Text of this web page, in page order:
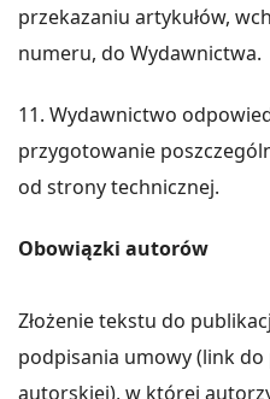
przekazaniu artykułów,
numeru, do Wydawnictwa.
11. Wydawnictwo
przygotowanie
od strony technicznej.
Obowiązki autorów
Złożenie tekstu do
podpisania umowy (link
autorskiej), w której